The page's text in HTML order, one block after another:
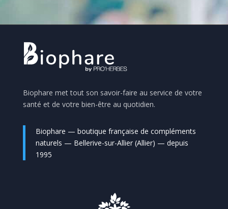
Biophare met tout son savoir-faire au service de votre
santé et de votre bien-être au quotidien.
Biophare — boutique française de compléments
naturels — Bellerive-sur-Allier (Allier) — depuis
1995